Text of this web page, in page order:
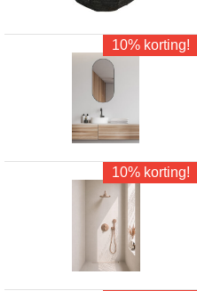
10% korting!
10% korting!